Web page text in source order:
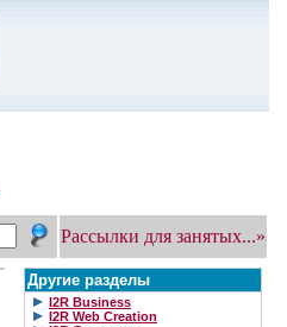
Рассылки для занятых...»
Другие разделы
I2R Business
I2R Web Creation